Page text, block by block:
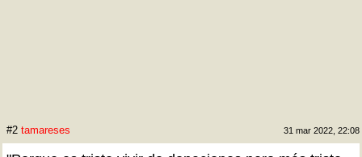
#2 tamareses 31 mar 2022, 22:08